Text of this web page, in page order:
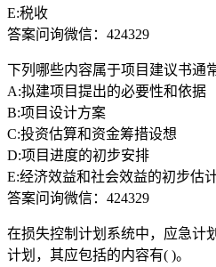
E:税收
答案问询微信：424329
下列哪些内容属于项目建议书通
A:拟建项目提出的必要性和依据
B:项目设计方案
C:投资估算和资金筹措设想
D:项目进度的初步安排
E:经济效益和社会效益的初步估
答案问询微信：424329
在损失控制计划系统中，应急计
计划，其应包括的内容有( )。